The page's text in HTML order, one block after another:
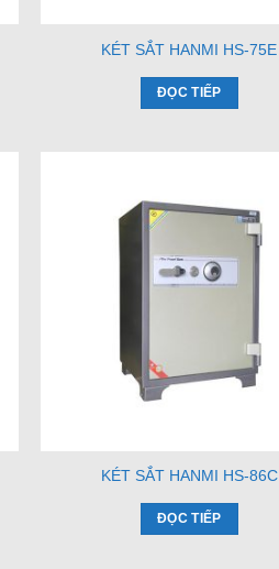
KÉT SẮT HANMI HS-75E
ĐỌC TIẾP
KÉT SẮT HANMI HS-86C
ĐỌC TIẾP